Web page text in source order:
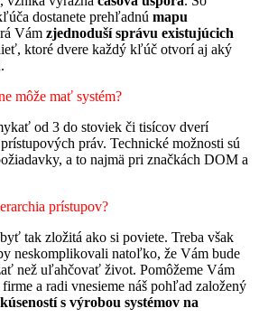
dostanete prehľadnú mapu
Vám zjednoduší správu existujúcich
ktoré dvere každý kľúč otvorí aj aký
môže mať systém?
od 3 do stoviek či tisícov dverí
práv. Technické možnosti sú
a to najmä pri značkách DOM a
prístupov?
tak zložitá ako si poviete. Treba však
neskomplikovali natoľko, že Vám bude
než uľahčovať život. Pomôžeme Vám
a radi vnesieme náš pohľad založený
s výrobou systémov na